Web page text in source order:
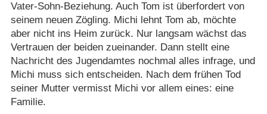
Vater-Sohn-Beziehung. Auch Tom ist überfordert von
seinem neuen Zögling. Michi lehnt Tom ab, möchte
aber nicht ins Heim zurück. Nur langsam wächst das
Vertrauen der beiden zueinander. Dann stellt eine
Nachricht des Jugendamtes nochmal alles infrage, und
Michi muss sich entscheiden. Nach dem frühen Tod
seiner Mutter vermisst Michi vor allem eines: eine
Familie.